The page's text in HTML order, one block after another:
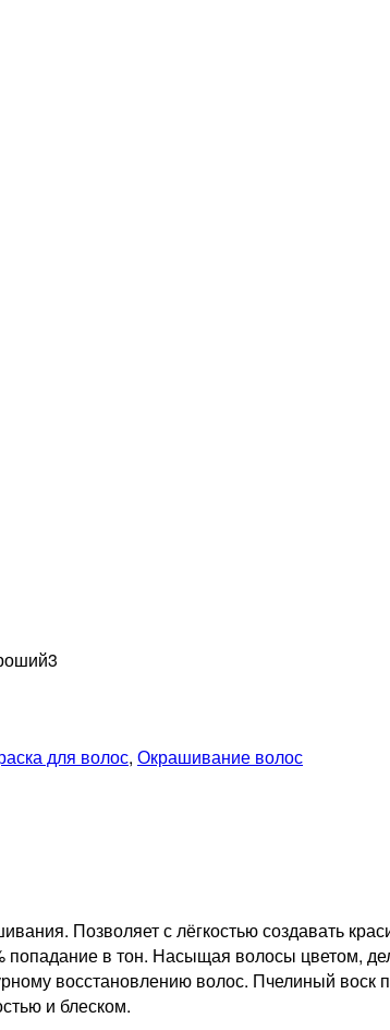
3
для волос, Окрашивание волос
Позволяет с лёгкостью создавать
попадание в тон. Насыщая волосы цветом,
восстановлению волос. Пчелиный воск
и блеском.